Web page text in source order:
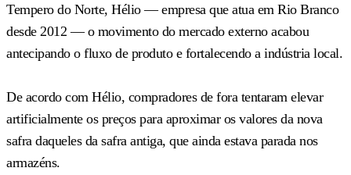
Tempero do Norte, Hélio — empresa que atua em Rio Branco
desde 2012 — o movimento do mercado externo acabou
antecipando o fluxo de produto e fortalecendo a indústria local.
De acordo com Hélio, compradores de fora tentaram elevar
artificialmente os preços para aproximar os valores da nova
safra daqueles da safra antiga, que ainda estava parada nos
armazéns.